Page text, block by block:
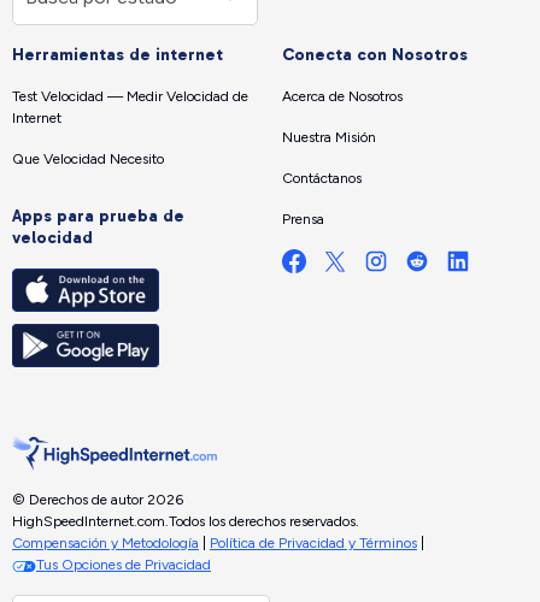
Herramientas de internet
Test Velocidad — Medir Velocidad de
Internet
Que Velocidad Necesito
Apps para prueba de
velocidad
Conecta con Nosotros
Acerca de Nosotros
Nuestra Misión
Contáctanos
Prensa
© Derechos de autor 2026
HighSpeedInternet.com. Todos los derechos reservados.
Compensación y Metodología
Política de Privacidad y Términos
Tus Opciones de Privacidad